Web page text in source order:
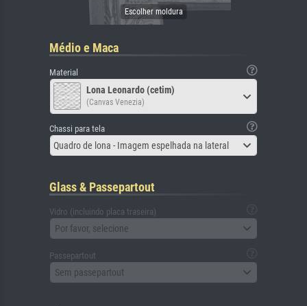
Médio e Maca
Material
Lona Leonardo (cetim)
(Canvas Venezia)
Chassi para tela
Quadro de lona - Imagem espelhada na lateral
Glass & Passepartout
Vidro (incluindo placa traseira)
Por favor, selecione
Passepartout
Sem passepartout